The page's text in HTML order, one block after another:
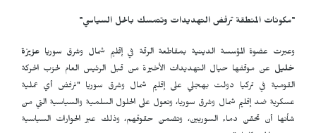
"مكونات المنطقة ترفض التهديدات وتتمسك بالحل السياسي"
وعبرت عضوة المؤسسة الدينية بمقاطعة الرقة في إقليم شمال وشرق سوريا عزيزة
خليل عن موقفها حيال التهديدات الأخيرة من قبل الرئيس العام لحزب الحركة
القومية في تركيا دولت بهجلي على إقليم شمال وشرق سوريا "نرفض أي عملية
عسكرية ضد إقليم شمال وشرق سوريا، ونعول على الحلول السلمية والسياسية التي من
شأنها أن تحقن دماء السوريين، وتضمن حقوقهم، وذلك عبر الحوارات السياسية